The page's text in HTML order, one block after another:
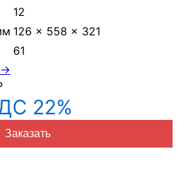
12
126 × 558 × 321
61
→
22%
Заказать